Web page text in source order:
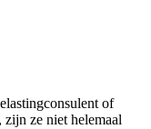
of
ze niet helemaal